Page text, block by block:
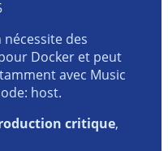
des
Docker et peut
avec Music
host.
critique,